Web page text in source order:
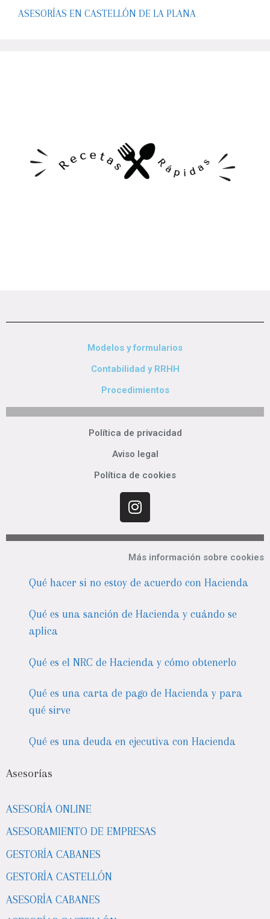
ASESORÍAS EN CASTELLÓN DE LA PLANA
Modelos y formularios
Contabilidad y RRHH
Procedimientos
Política de privacidad
Aviso legal
Política de cookies
Más información sobre cookies
Qué hacer si no estoy de acuerdo con Hacienda
Qué es una sanción de Hacienda y cuándo se
aplica
Qué es el NRC de Hacienda y cómo obtenerlo
Qué es una carta de pago de Hacienda y para
qué sirve
Qué es una deuda en ejecutiva con Hacienda
Asesorías
ASESORÍA ONLINE
ASESORAMIENTO DE EMPRESAS
GESTORÍA CABANES
GESTORÍA CASTELLÓN
ASESORÍA CABANES